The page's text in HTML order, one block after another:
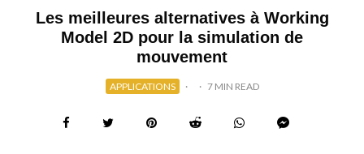
Les meilleures alternatives à Working
Model 2D pour la simulation de
mouvement
APPLICATIONS · · 7 MIN READ